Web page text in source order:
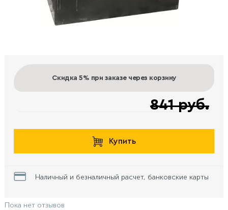
Скидка 5% при заказе через корзину
841 руб.
Купить
Наличный и безналичный расчет, банковские карты
Пока нет отзывов